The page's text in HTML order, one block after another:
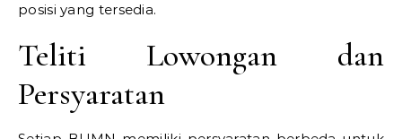
posisi yang tersedia.
Teliti Lowongan dan
Persyaratan